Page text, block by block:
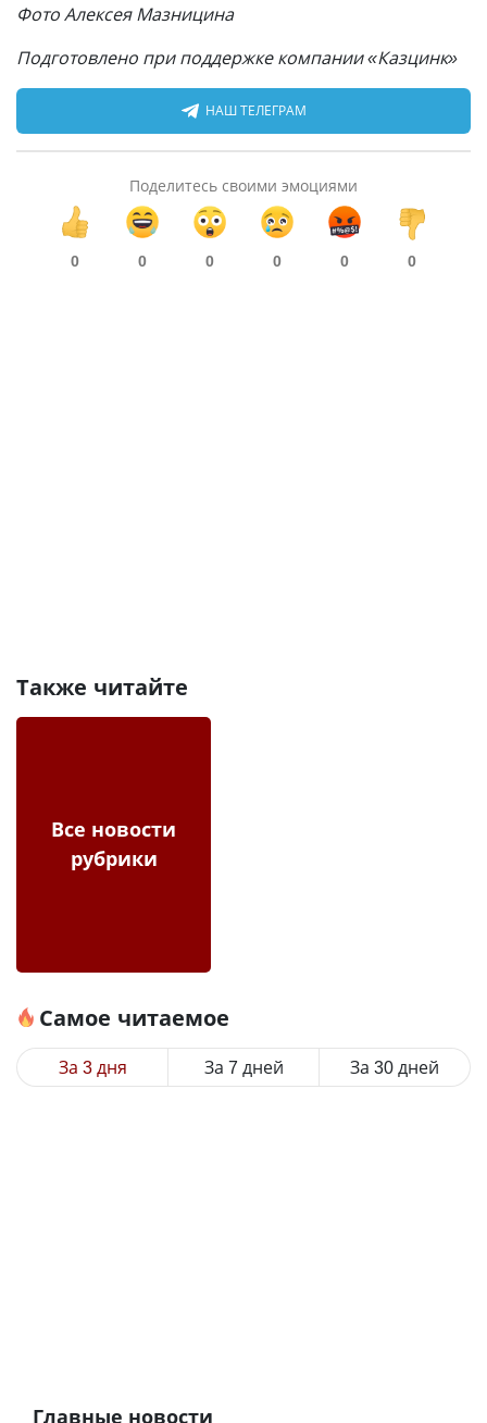
Фото Алексея Мазницина
Подготовлено при поддержке компании «Казцинк»
НАШ ТЕЛЕГРАМ
Поделитесь своими эмоциями
0 0 0 0 0 0
Также читайте
Все новости
рубрики
Самое читаемое
За 3 дня За 7 дней За 30 дней
Главные новости